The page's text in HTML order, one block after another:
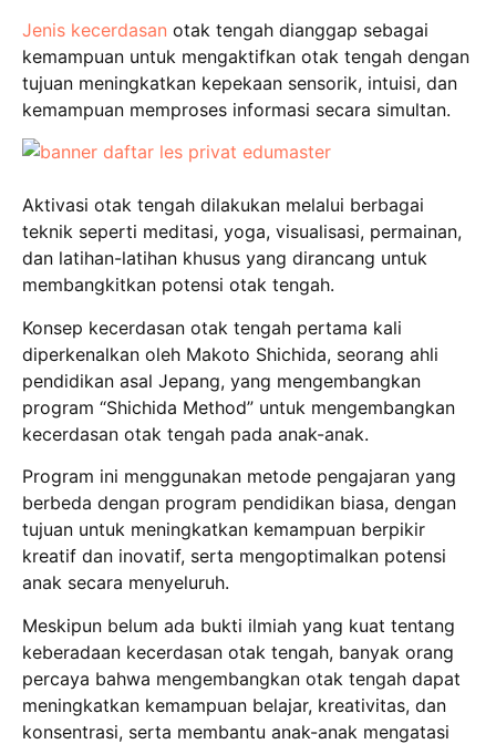
Jenis kecerdasan otak tengah dianggap sebagai
kemampuan untuk mengaktifkan otak tengah dengan
tujuan meningkatkan kepekaan sensorik, intuisi, dan
kemampuan memproses informasi secara simultan.
Aktivasi otak tengah dilakukan melalui berbagai
teknik seperti meditasi, yoga, visualisasi, permainan,
dan latihan-latihan khusus yang dirancang untuk
membangkitkan potensi otak tengah.
Konsep kecerdasan otak tengah pertama kali
diperkenalkan oleh Makoto Shichida, seorang ahli
pendidikan asal Jepang, yang mengembangkan
program “Shichida Method” untuk mengembangkan
kecerdasan otak tengah pada anak-anak.
Program ini menggunakan metode pengajaran yang
berbeda dengan program pendidikan biasa, dengan
tujuan untuk meningkatkan kemampuan berpikir
kreatif dan inovatif, serta mengoptimalkan potensi
anak secara menyeluruh.
Meskipun belum ada bukti ilmiah yang kuat tentang
keberadaan kecerdasan otak tengah, banyak orang
percaya bahwa mengembangkan otak tengah dapat
meningkatkan kemampuan belajar, kreativitas, dan
konsentrasi, serta membantu anak-anak mengatasi